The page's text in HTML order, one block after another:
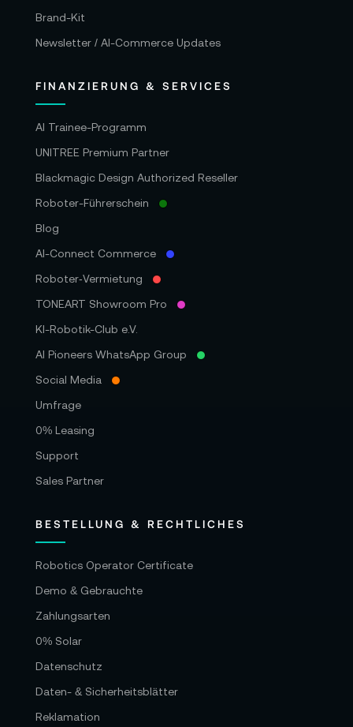
Brand-Kit
Newsletter / AI-Commerce Updates
FINANZIERUNG & SERVICES
AI Trainee-Programm
UNITREE Premium Partner
Blackmagic Design Authorized Reseller
Roboter-Führerschein
Blog
AI-Connect Commerce
Roboter‑Vermietung
TONEART Showroom Pro
KI-Robotik-Club e.V.
AI Pioneers WhatsApp Group
Social Media
Umfrage
0% Leasing
Support
Sales Partner
BESTELLUNG & RECHTLICHES
Robotics Operator Certificate
Demo & Gebrauchte
Zahlungsarten
0% Solar
Datenschutz
Daten- & Sicherheitsblätter
Reklamation